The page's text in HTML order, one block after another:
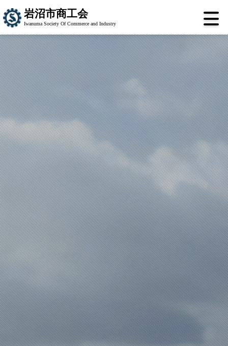
岩沼市商工会
Iwanuma Society Of Commerce and Industry